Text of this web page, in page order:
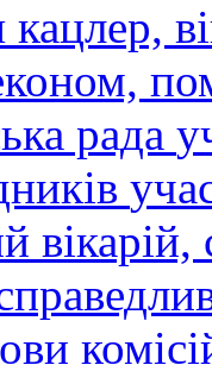
кацлер,
рада
вікарій,